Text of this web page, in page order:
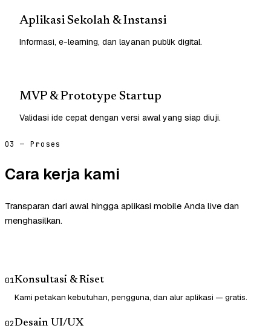
Aplikasi Sekolah & Instansi
Informasi, e-learning, dan layanan publik digital.
MVP & Prototype Startup
Validasi ide cepat dengan versi awal yang siap diuji.
03 — Proses
Cara kerja kami
Transparan dari awal hingga aplikasi mobile Anda live dan
menghasilkan.
01Konsultasi & Riset
Kami petakan kebutuhan, pengguna, dan alur aplikasi — gratis.
02Desain UI/UX